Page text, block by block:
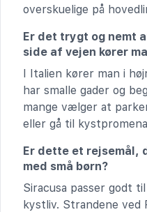
overskuelige på
Er det trygt og nemt
side af vejen kører
I Italien kører man i
har smalle gader og
mange vælger at
eller gå til
Er dette et rejsemål,
med små børn?
Siracusa passer godt
kystliv. Strandene ved